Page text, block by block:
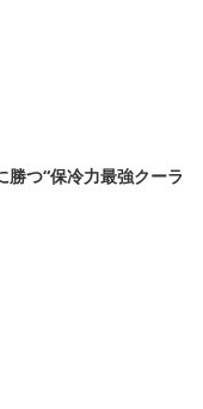
勝つ“保冷力最強クーラ